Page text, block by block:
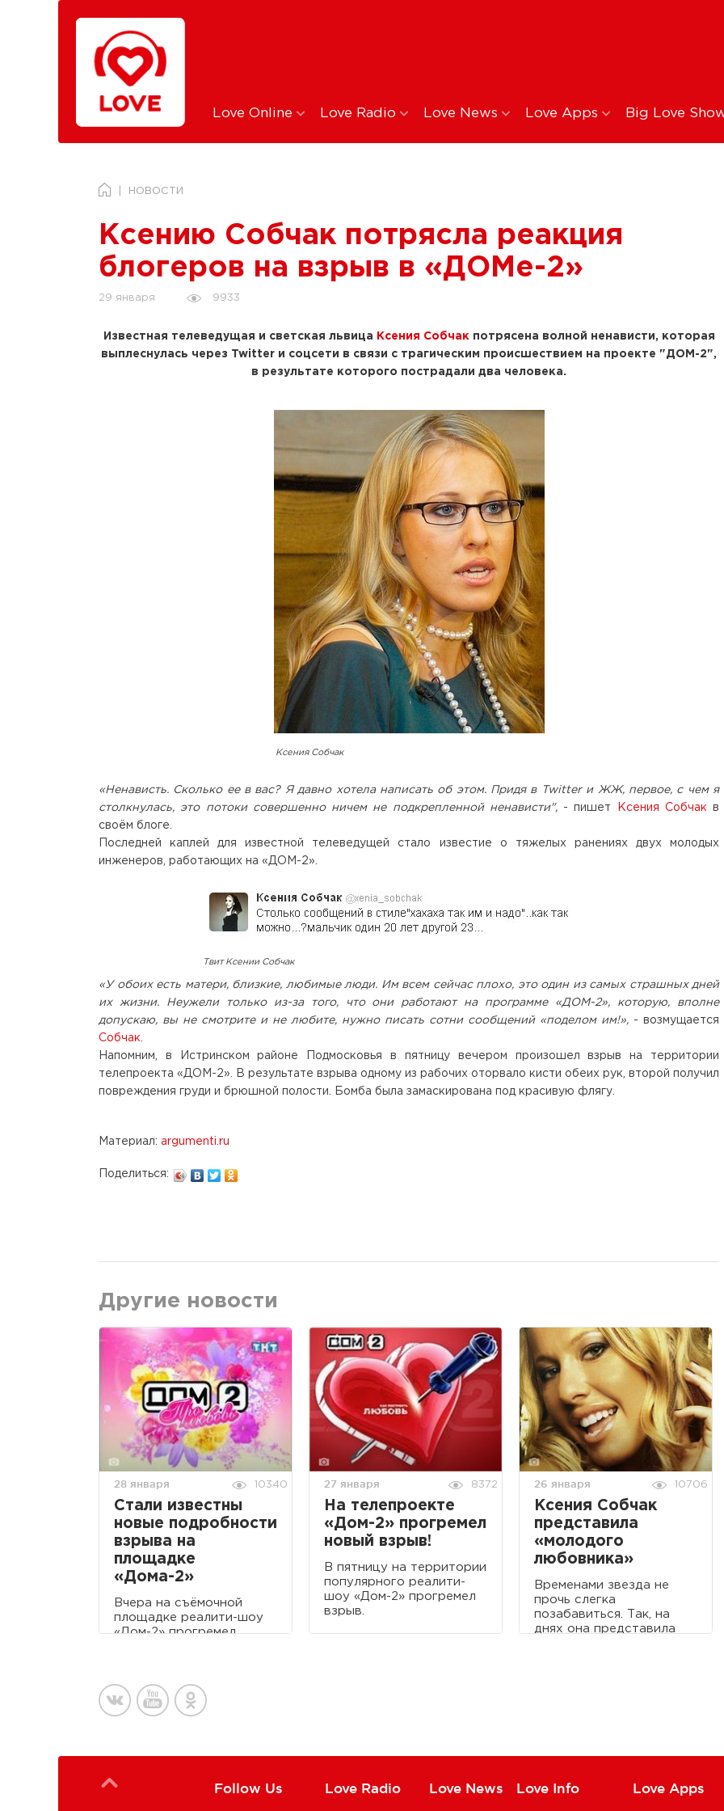
Love Online Love Radio Love News Love Apps Big Love
НОВОСТИ
Ксению Собчак потрясла реакция
блогеров на взрыв в «ДОМе-2»
29 января 9933
Известная телеведущая и светская львица Ксения Собчак потрясена волной ненависти, которая
выплеснулась через Twitter и соцсети в связи с трагическим происшествием на проекте "ДОМ-2",
в результате которого пострадали два человека.
Ксения Собчак
«Ненависть. Сколько ее в вас? Я давно хотела написать об этом. Придя в Twitter и ЖЖ, первое, с чем я
столкнулась, это потоки совершенно ничем не подкрепленной ненависти",- пишет Ксения Собчак в
своём блоге.
Последней каплей для известной телеведущей стало известие о тяжелых ранениях двух молодых
инженеров, работающих на «ДОМ-2».
Твит Ксении Собчак
«У обоих есть матери, близкие, любимые люди. Им всем сейчас плохо, это один из самых страшных дней
их жизни. Неужели только из-за того, что они работают на программе «ДОМ-2», которую, вполне
допускаю, вы не смотрите и не любите, нужно писать сотни сообщений «поделом им!», - возмущается
Собчак
Напомним, в Истринском районе Подмосковья в пятницу вечером произошел взрыв на территории
телепроекта «ДОМ-2». В результате взрыва одному из рабочих оторвало кисти обеих рук, второй получил
повреждения груди и брюшной полости. Бомба была замаскирована под красивую флягу.
Материал: argumenti.ru
Поделиться:
Другие новости
28 января 10340
Стали известны
новые подробности
взрыва на
площадке
«Дома-2»
Вчера на съёмочной
площадке реалити-шоу
«Дом-2» прогремел
27 января 8372
На телепроекте
«Дом-2» прогремел
новый взрыв!
В пятницу на территории
популярного реалити-
шоу «Дом-2» прогремел
взрыв.
26 января 10706
Ксения Собчак
представила
«молодого
любовника»
Временами звезда не
прочь слегка
позабавиться. Так, на
днях она представила
Follow Us Love Radio Love News Love Info Love Apps